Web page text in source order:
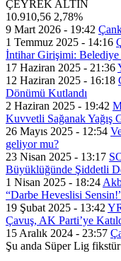
ÇEYREK ALTIN
10.910,56 2,78%
9 Mart 2026 - 19:42
1 Temmuz 2025 - 14:16
İntihar Girişimi: Belediye
17 Haziran 2025 - 21:36
12 Haziran 2025 - 16:18
Dönümü Kutlandı
2 Haziran 2025 - 19:42
Kuvvetli Sağanak Yağış
26 Mayıs 2025 - 12:54
geliyor mu?
23 Nisan 2025 - 13:17
Büyüklüğünde Şiddetli
1 Nisan 2025 - 18:24
“Darbe Heveslisi
19 Şubat 2025 - 13:42
Çavuş, AK Parti’ye
15 Aralık 2024 - 23:57
Şu anda Süper Lig